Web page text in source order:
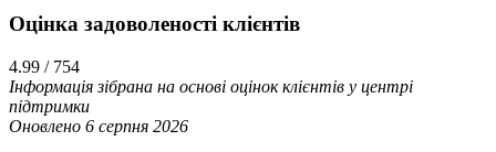
Оцінка задоволеності клієнтiв
4.99 / 754
Інформація зібрана на основі оцінок клієнтів у центрі
підтримки
Оновлено 6 серпня 2026